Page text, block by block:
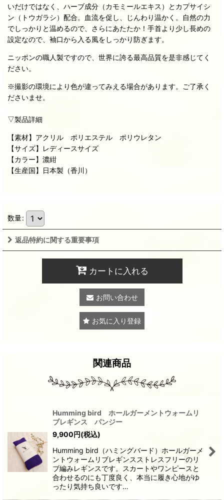
いだけではなく、 ハーブ成分（カモミールエキス）とカプサイシ
ン（トウガラシ）配合。
血流を促し、じんわり温かく。自然の力
でしっかりと温めるので、さらにあたたか！手首より少し長めの
設定なので、袖口から入る風をしっかり防ぎます。
ニッポンの職人製ですので、世界に誇る最高品質を是非感じてく
ださい。
※撮影の環境により色が違ってみえる場合があります。ご了承く
ださいませ。
▽製品詳細
【素材】アクリル ポリエステル ポリウレタン
【サイズ】レディースサイズ
【カラー】濃紺
【生産国】日本製（香川）
数量:
返品特約に関する重要事項
カートに入れる
お問い合わせ
お気に入り登録
関連商品
Humming bird ホールガーメントウォームリ
ブレギンス パンジー
9,900円(税込)
Humming bird（ハミングバード）ホールガーメ
ントウォームリブレギンスストレスフリーのリ
ブ編みレギンスです。スカートやワンピースと
合わせるのにも丁度良く、本当に履き心地がゆ
ったり気持ち良いです…